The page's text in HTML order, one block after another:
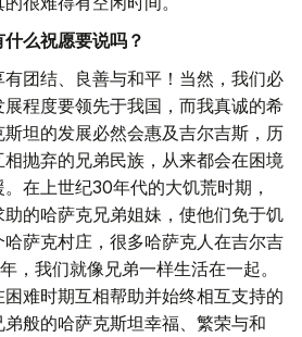
么祝愿要说吗？
团结、良善与和平！当然，我们必
程度要领先于我国，而我真诚的希
坦的发展必然会惠及吉尔吉斯，历
抛弃的兄弟民族，从来都会在困境
在上世纪30年代的大饥荒时期，
的哈萨克兄弟姐妹，使他们免于饥
萨克村庄，很多哈萨克人在吉尔吉
，我们就像兄弟一样生活在一起。
难时期互相帮助并始终相互支持的
般的哈萨克斯坦幸福、繁荣与和